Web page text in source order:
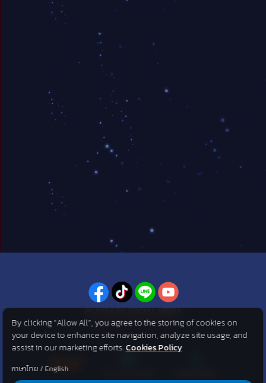
PLAYPARK SOCIAL MEDIA
ไม่พลาดทุกข่าวสารจาก PlayPark
By clicking “Allow All”, you agree to the storing of cookies on
your device to enhance site navigation, analyze site usage, and
assist in our marketing efforts.Cookies Policy
ภาษาไทย / English